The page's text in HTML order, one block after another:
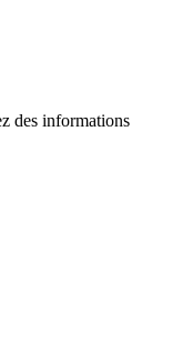
des informations